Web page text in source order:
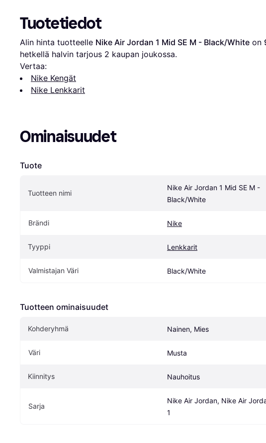
Tuotetiedot
Alin hinta tuotteelle Nike Air Jordan 1 Mid SE M - Black/White on
hetkellä halvin tarjous 2 kaupan joukossa.
Vertaa:
Nike Kengät
Nike Lenkkarit
Ominaisuudet
Tuote
Tuotteen nimi
Nike Air Jordan 1 Mid SE M -
Black/White
Brändi Nike
Tyyppi Lenkkarit
Valmistajan Väri Black/White
Tuotteen ominaisuudet
Kohderyhmä Nainen, Mies
Väri Musta
Kiinnitys Nauhoitus
Sarja
Nike Air Jordan, Nike Air
1